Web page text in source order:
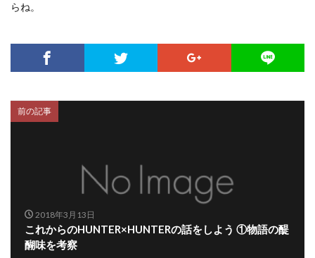
らね。
前の記事
2018年3月13日
これからのHUNTER×HUNTERの話をしよう ①物語の醍
醐味を考察